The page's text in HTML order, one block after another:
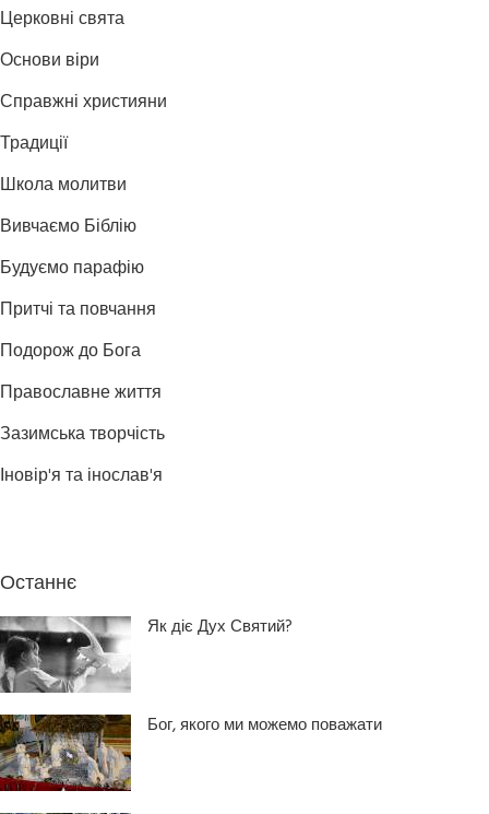
Церковні свята
Основи віри
Справжні християни
Традиції
Школа молитви
Вивчаємо Біблію
Будуємо парафію
Притчі та повчання
Подорож до Бога
Православне життя
Зазимська творчість
Іновір'я та інослав'я
Останнє
Як діє Дух Святий?
Бог, якого ми можемо поважати